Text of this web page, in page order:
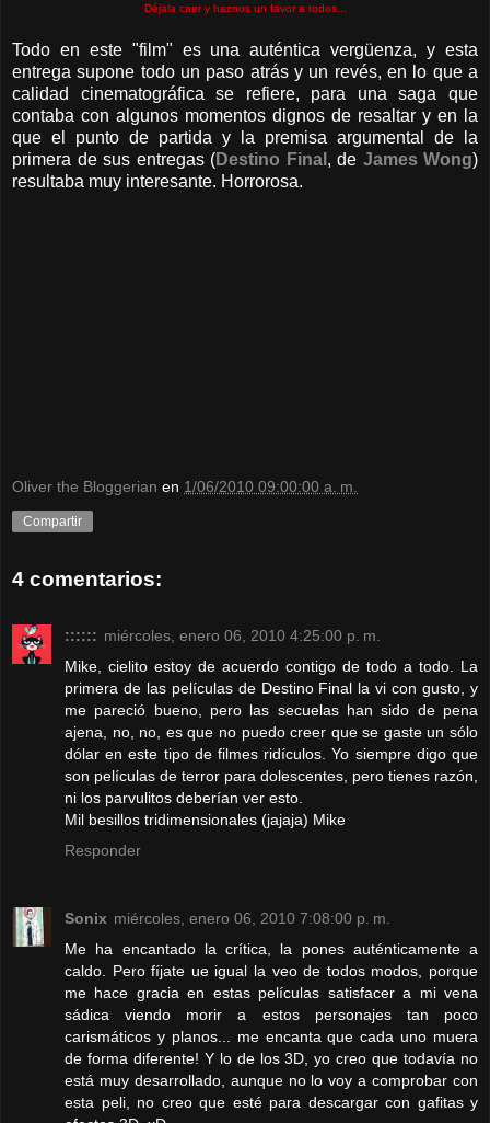
Déjala caer y haznos un favor a todos...
Todo en este "film" es una auténtica vergüenza, y esta
entrega supone todo un paso atrás y un revés, en lo que a
calidad cinematográfica se refiere, para una saga que
contaba con algunos momentos dignos de resaltar y en la
que el punto de partida y la premisa argumental de la
primera de sus entregas (Destino Final , de James Wong)
resultaba muy interesante. Horrorosa.
Oliver the Bloggerian en 1/06/2010 09:00:00 a. m.
Compartir
4 comentarios:
:::::: miércoles, enero 06, 2010 4:25:00 p. m.
Mike, cielito estoy de acuerdo contigo de todo a todo. La
primera de las películas de Destino Final la vi con gusto, y
me pareció bueno, pero las secuelas han sido de pena
ajena, no, no, es que no puedo creer que se gaste un sólo
dólar en este tipo de filmes ridículos. Yo siempre digo que
son películas de terror para dolescentes, pero tienes razón,
ni los parvulitos deberían ver esto.
Mil besillos tridimensionales (jajaja) Mike
Responder
Sonix miércoles, enero 06, 2010 7:08:00 p. m.
Me ha encantado la crítica, la pones auténticamente a
caldo. Pero fíjate ue igual la veo de todos modos, porque
me hace gracia en estas películas satisfacer a mi vena
sádica viendo morir a estos personajes tan poco
carismáticos y planos... me encanta que cada uno muera
de forma diferente! Y lo de los 3D, yo creo que todavía no
está muy desarrollado, aunque no lo voy a comprobar con
esta peli, no creo que esté para descargar con gafitas y